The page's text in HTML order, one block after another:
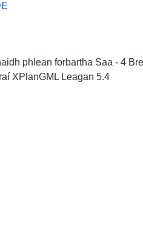
phlean forbartha Saa - 4
XPlanGML Leagan 5.4